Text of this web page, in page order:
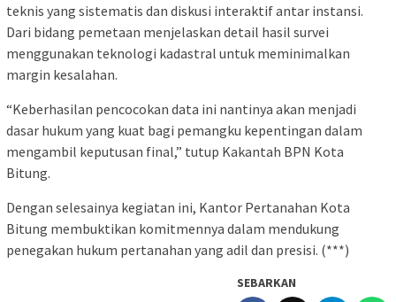
teknis yang sistematis dan diskusi interaktif antar instansi.
Dari bidang pemetaan menjelaskan detail hasil survei
menggunakan teknologi kadastral untuk meminimalkan
margin kesalahan.
“Keberhasilan pencocokan data ini nantinya akan menjadi
dasar hukum yang kuat bagi pemangku kepentingan dalam
mengambil keputusan final,” tutup Kakantah BPN Kota
Bitung.
Dengan selesainya kegiatan ini, Kantor Pertanahan Kota
Bitung membuktikan komitmennya dalam mendukung
penegakan hukum pertanahan yang adil dan presisi. (***)
SEBARKAN